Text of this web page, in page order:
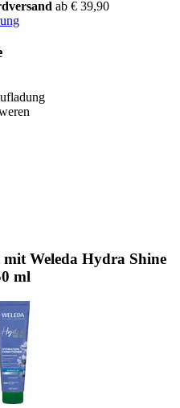
ab € 39,90
Weleda Hydra Shine
ml